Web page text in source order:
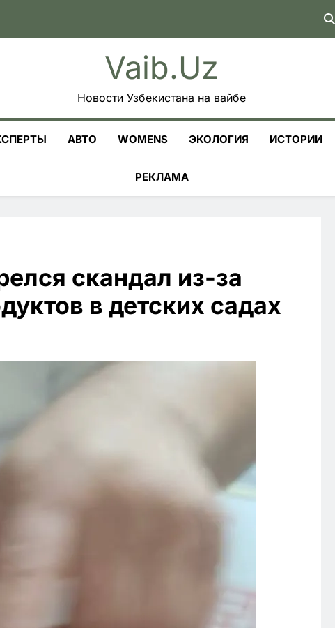
Vaib.uz
Новости Узбекистана на вайбе
АВТО WOMENS ЭКОЛОГИЯ ИСТОРИИ
РЕКЛАМА
скандал из-за
в детских садах